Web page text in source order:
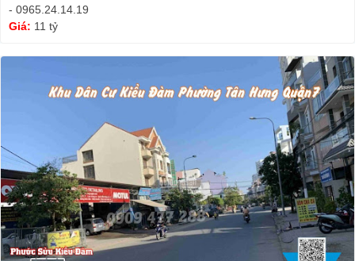
- 0965.24.14.19
Giá: 11 tỷ